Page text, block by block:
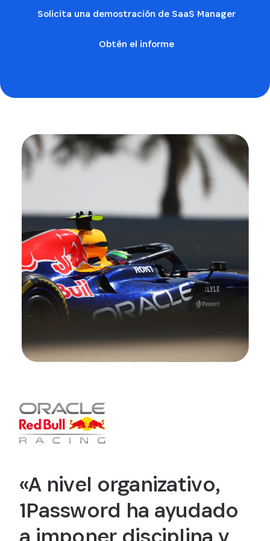
Solicita una demostración de SaaS Manager
Obtén el informe
«A nivel organizativo,
1Password ha ayudado